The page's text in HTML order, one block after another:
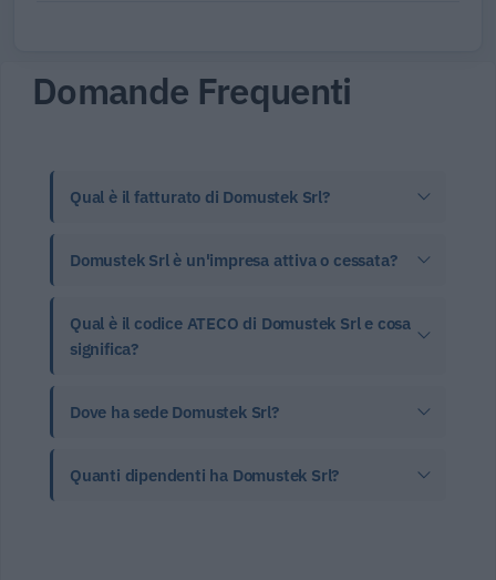
Domande Frequenti
Qual è il fatturato di Domustek Srl?
Domustek Srl è un'impresa attiva o cessata?
Qual è il codice ATECO di Domustek Srl e cosa
significa?
Dove ha sede Domustek Srl?
Quanti dipendenti ha Domustek Srl?